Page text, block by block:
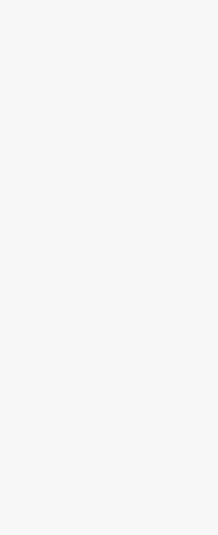
erfolgt sind.
Raum werden